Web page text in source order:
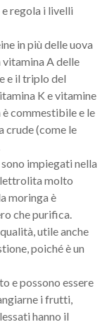
regola i livelli
in più delle uova
A delle
e il triplo del
K e vitamine
commestibile e le
crude (come le
impiegati nella
molto
moringa è
che purifica.
utile anche
poiché è un
e possono essere
i frutti,
hanno il